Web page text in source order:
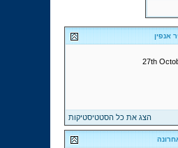
אנפין
27th
הצג את כל הסטטיסטיקות